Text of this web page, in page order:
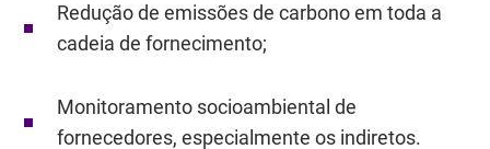
Redução de emissões de carbono em toda a
cadeia de fornecimento;
Monitoramento socioambiental de
fornecedores, especialmente os indiretos.